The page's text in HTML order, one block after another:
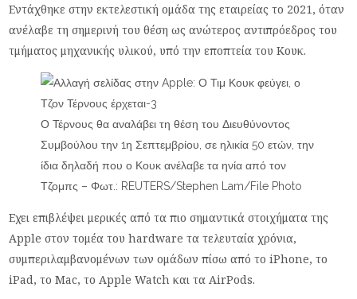
Εντάχθηκε στην εκτελεστική ομάδα της εταιρείας το 2021, όταν
ανέλαβε τη σημερινή του θέση ως ανώτερος αντιπρόεδρος του
τμήματος μηχανικής υλικού, υπό την εποπτεία του Κουκ.
Ο Τέρνους θα αναλάβει τη θέση του Διευθύνοντος
Συμβούλου την 1η Σεπτεμβρίου, σε ηλικία 50 ετών, την
ίδια δηλαδή που ο Κουκ ανέλαβε τα ηνία από τον
Τζομπς – Φωτ.: REUTERS/Stephen Lam/File Photo
Εχει επιβλέψει μερικές από τα πιο σημαντικά στοιχήματα της
Apple στον τομέα του hardware τα τελευταία χρόνια,
συμπεριλαμβανομένων των ομάδων πίσω από το iPhone, το
iPad, το Mac, το Apple Watch και τα AirPods.